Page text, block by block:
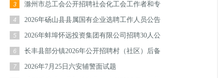
3 滁州市总工会公开招聘社会化工会工作者和专
4 2026年砀山县县属国有企业选聘工作人员公告
5 2026年蚌埠怀远投资集团有限公司招聘30人公
6 长丰县部分镇2026年公开招聘村（社区）后备
7 2026年7月25日六安辅警面试题